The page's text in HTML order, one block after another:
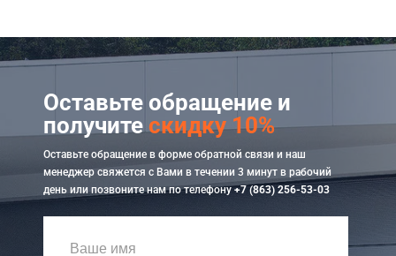
Оставьте обращение и
получитескидку 10%
Оставьте обращение в форме обратной связи и наш
менеджер свяжется с Вами в течении 3 минут в рабочий
день или позвоните нам по телефону+7 (863) 256-53-03